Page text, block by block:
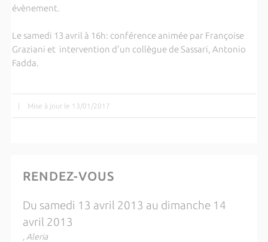
évènement.
Le samedi 13 avril à 16h: conférence animée par Françoise
Graziani et intervention d'un collègue de Sassari, Antonio
Fadda.
| Mise à jour le 13/01/2017
RENDEZ-VOUS
Du samedi 13 avril 2013 au dimanche 14
avril 2013
, Aleria